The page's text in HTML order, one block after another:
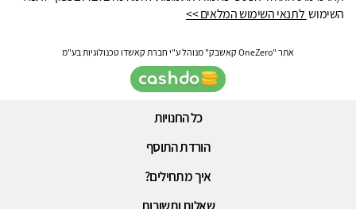
השימוש לתנאי השימוש המלאים >>
אתר "OneZero קאשבק" מנוהל ע"י חברת קאשדו טכנולוגיות בע"מ
כל החנויות
הורדת התוסף
איך מתחילים?